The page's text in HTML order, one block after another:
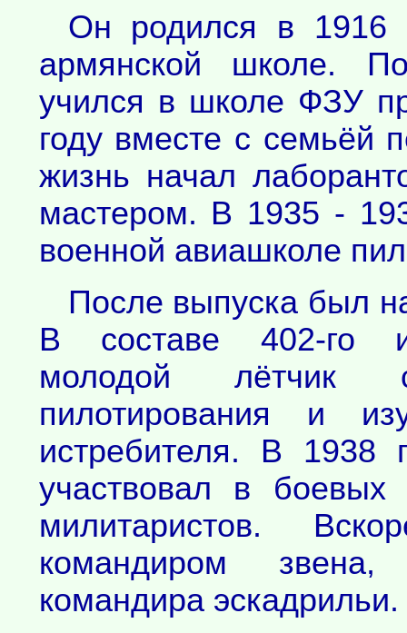
Он родился в 1916
армянской школе.
учился в школе ФЗУ
году вместе с семьёй
жизнь начал
мастером. В 1935 -
военной авиашколе
После выпуска был
В составе 402-го
молодой лётчик
пилотирования и
истребителя. В 1938
участвовал в боевых
милитаристов.
командиром
командира эскадрильи.